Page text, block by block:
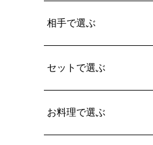
相手で選ぶ
セットで選ぶ
お料理で選ぶ